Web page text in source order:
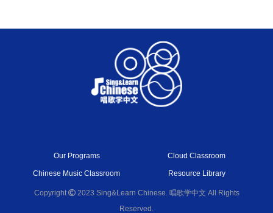
Our Programs Cloud Classroom
Chinese Music Classroom Resource Library
Copyright
2023 Sing&Learn Chinese. 唱歌学中文 All Rights
Reserved.